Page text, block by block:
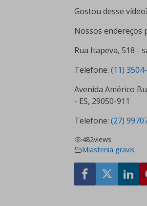
Gostou desse
Nossos endereços
Rua Itapeva, 518 -
Telefone: (11)
Avenida Américo
- ES, 29050-911
Telefone: (27)
482views
Miastenia gravis